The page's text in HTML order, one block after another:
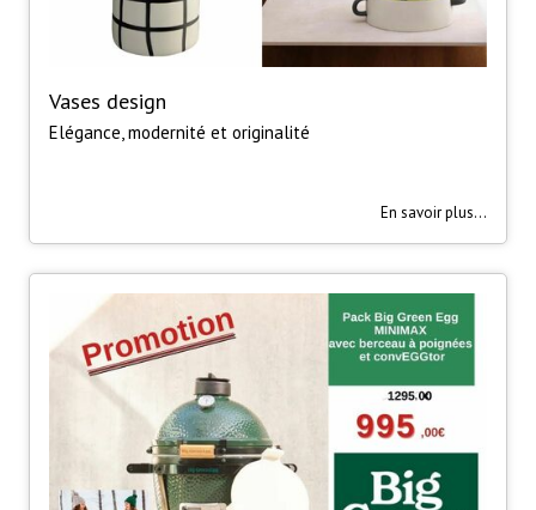
Vases design
Elégance, modernité et originalité
En savoir plus...